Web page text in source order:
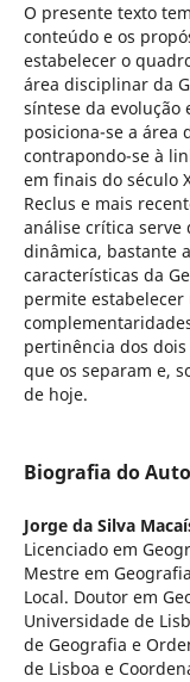
O presente texto
conteúdo e os
estabelecer o
área disciplinar da
síntese da
posiciona-se a área
contrapondo-se à
em finais do século
Reclus e mais
análise crítica serve
dinâmica, bastante
características da
permite
pertinência dos
que os separam e,
de hoje.
Biografia do
Jorge da Silva
Licenciado em
Mestre em
Local. Doutor em
Universidade de
de Geografia e
de Lisboa e